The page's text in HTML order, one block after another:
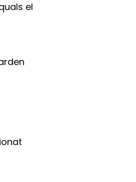
el